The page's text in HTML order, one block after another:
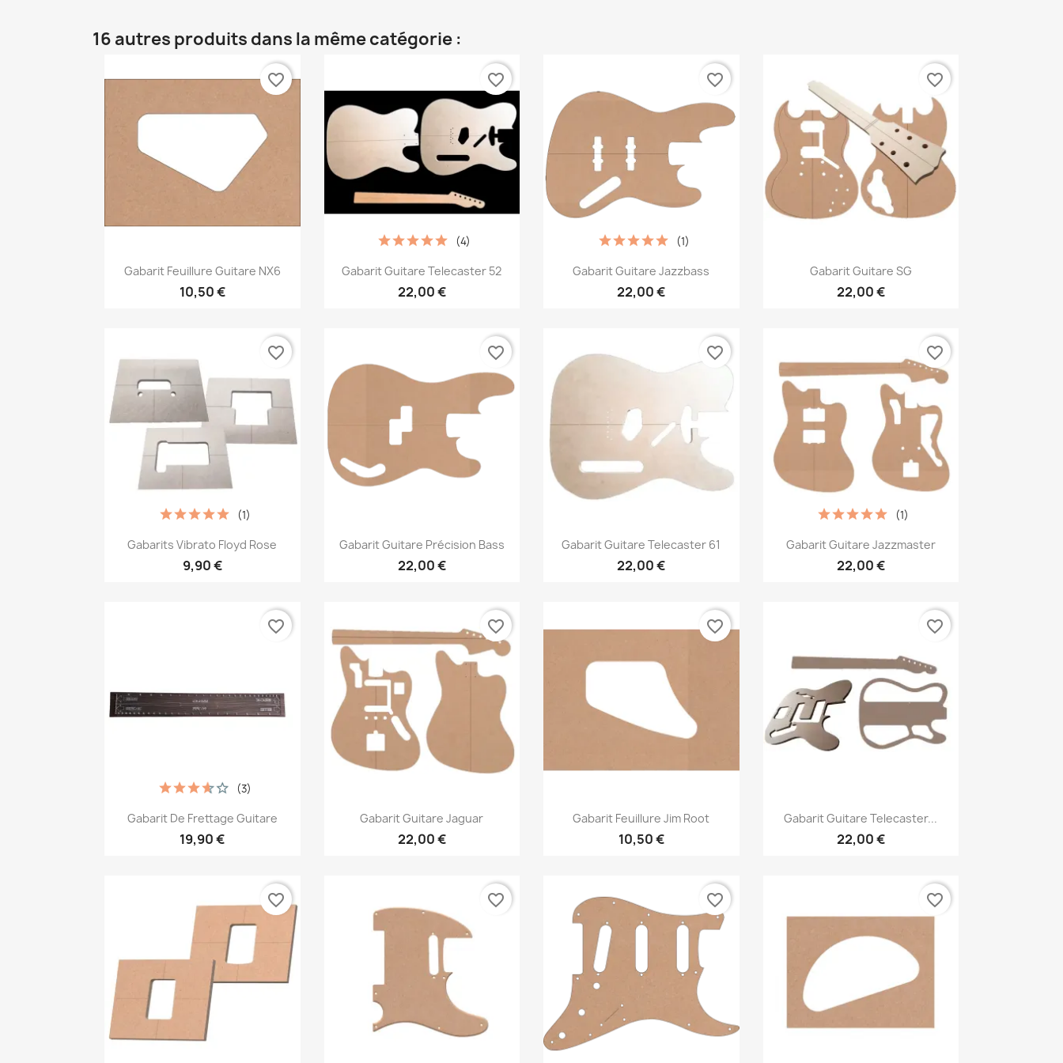
16 autres produits dans la même catégorie :
Aperçu rapide
Gabarit Feuillure Guitare NX6
10,50 €
favorite_border
Aperçu rapide
Gabarit Guitare Telecaster 52
22,00 €
(4)
favorite_border
Aperçu rapide
Gabarit Guitare Jazzbass
22,00 €
(1)
favorite_border
Aperçu rapide
Gabarit Guitare SG
22,00 €
favorite_border
Aperçu rapide
Gabarits Vibrato Floyd Rose
9,90 €
(1)
favorite_border
Aperçu rapide
Gabarit Guitare Précision Bass
22,00 €
favorite_border
Aperçu rapide
Gabarit Guitare Telecaster 61
22,00 €
favorite_border
Aperçu rapide
Gabarit Guitare Jazzmaster
22,00 €
(1)
favorite_border
Aperçu rapide
Gabarit De Frettage Guitare
19,90 €
(3)
favorite_border
Aperçu rapide
Gabarit Guitare Jaguar
22,00 €
favorite_border
Aperçu rapide
Gabarit Feuillure Jim Root
10,50 €
favorite_border
Aperçu rapide
Gabarit Guitare Telecaster...
22,00 €
favorite_border
favorite_border favorite_border favorite_border favorite_border